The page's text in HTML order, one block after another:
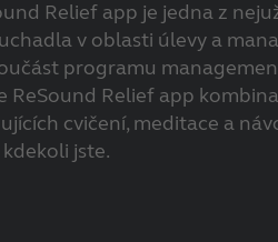
Relief app je jedna z
v oblasti úlevy a
programu
ReSound Relief app
cvičení, meditace a
jste.